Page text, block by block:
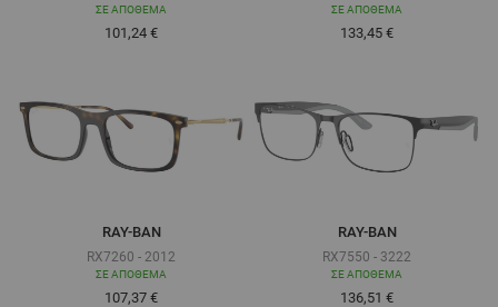
ΣΕ ΑΠΌΘΕΜΑ
Τόσο χαμηλά όσο
101,24 €
ΣΕ ΑΠΌΘΕΜΑ
Τόσο χαμηλά όσο
133,45 €
RAY-BAN
RX7260 - 2012
ΣΕ ΑΠΌΘΕΜΑ
Τόσο χαμηλά όσο
107,37 €
RAY-BAN
RX7550 - 3222
ΣΕ ΑΠΌΘΕΜΑ
Τόσο χαμηλά όσο
136,51 €